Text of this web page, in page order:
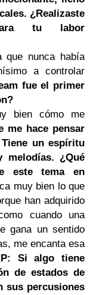
¿Realizaste
tu labor
nunca había
a controlar
fue el primer
bien cómo me
me hace pensar
Tiene un espíritu
melodías. ¿Qué
este tema en
muy bien lo que
han adquirido
cuando una
gana un sentido
me encanta esa
Si algo tiene
de estados de
sus percusiones